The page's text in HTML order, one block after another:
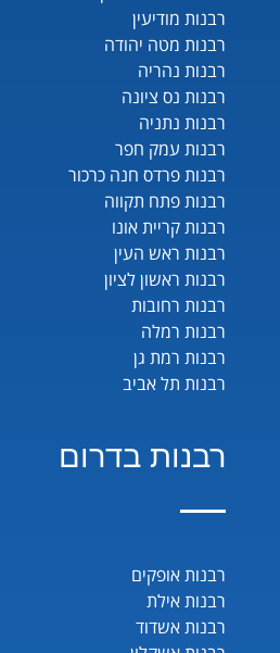
רבנות מודיעין
רבנות מטה יהודה
רבנות נהריה
רבנות נס ציונה
רבנות נתניה
רבנות עמק חפר
רבנות פרדס חנה כרכור
רבנות פתח תקווה
רבנות קריית אונו
רבנות ראש העין
רבנות ראשון לציון
רבנות רחובות
רבנות רמלה
רבנות רמת גן
רבנות תל אביב
רבנות בדרום
רבנות אופקים
רבנות אילת
רבנות אשדוד